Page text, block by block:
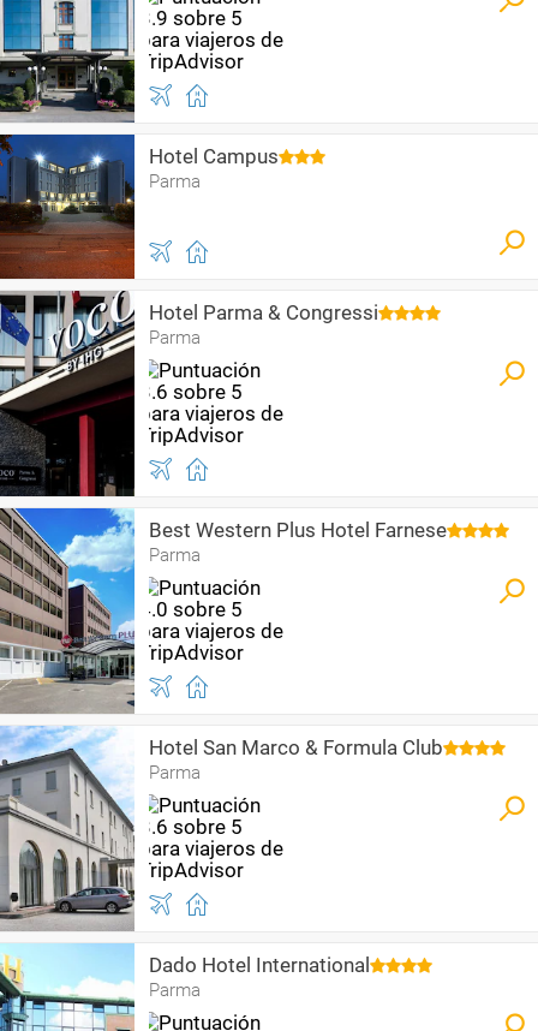
Hotel Campus
Parma
Hotel Parma & Congressi
Parma
Best Western Plus Hotel Farnese
Parma
Hotel San Marco & Formula Club
Parma
Dado Hotel International
Parma